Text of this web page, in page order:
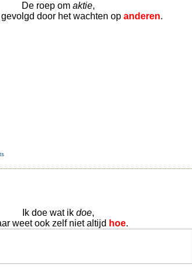
De roep omaktie,
door het wachten opanderen.
Ik doe wat ikdoe,
weet ook zelf niet altijd hoe.